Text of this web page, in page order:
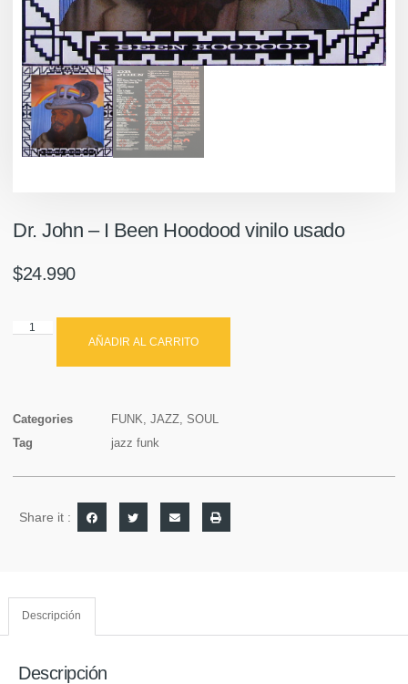
Dr. John – I Been Hoodood vinilo usado
$24.990
AÑADIR AL CARRITO
Categories FUNK JAZZ SOUL
Tag
jazz funk
Share it :
Descripción
Descripción